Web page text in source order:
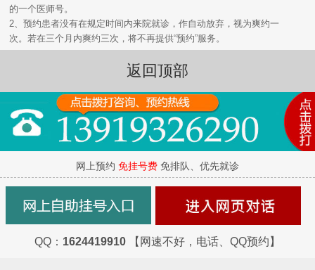
的一个医师号。
2、预约患者没有在规定时间内来院就诊，作自动放弃，视为爽约一
次。若在三个月内爽约三次，将不再提供“预约”服务。
返回顶部
网上预约 免挂号费 免排队、优先就诊
QQ： 1624419910 【网速不好，电话、QQ预约】